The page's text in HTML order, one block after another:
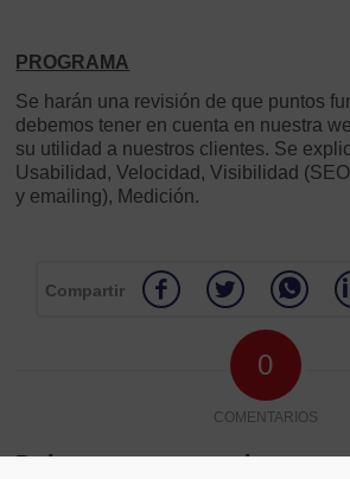
PROGRAMA
Se harán una revisión de que puntos
debemos tener en cuenta en nuestra
su utilidad a nuestros clientes. Se
Usabilidad, Velocidad, Visibilidad
y emailing), Medición.
Compartir
0
COMENTARIOS
Dejar un comentario